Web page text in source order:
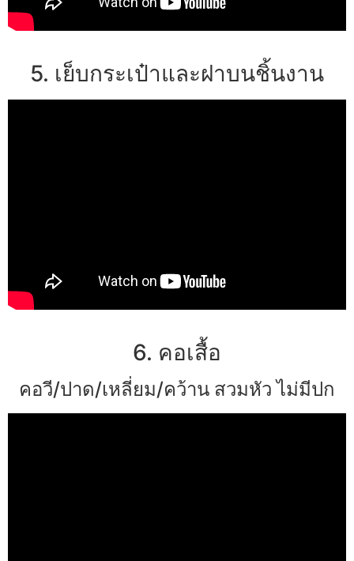
5. เย็บกระเป๋าและฝาบนชิ้นงาน
6. คอเสื้อ
คอวี/ปาด/เหลี่ยม/คว้าน สวมหัว ไม่มีปก